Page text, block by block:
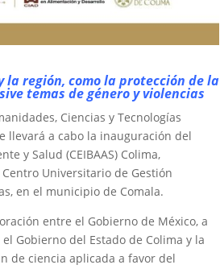
la región, como la protección de la
temas de género y violencias
Ciencias y Tecnologías
llevará a cabo la inauguración del
y Salud (CEIBAAS) Colima,
Universitario de Gestión
en el municipio de Comala.
entre el Gobierno de México, a
Gobierno del Estado de Colima y la
de ciencia aplicada a favor del